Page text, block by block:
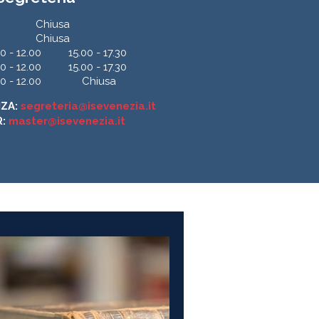
Chiusa
Chiusa
- 12.00
15.00 - 17.30
- 12.00
15.00 - 17.30
- 12.00
Chiusa
segreteria@isevenezia.it
master@isevenezia.it